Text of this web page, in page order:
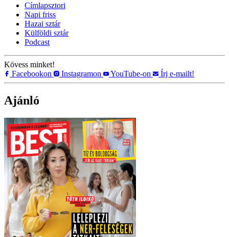
Címlapsztori
Napi friss
Hazai sztár
Külföldi sztár
Podcast
Kövess minket!
Facebookon
Instagramon YouTube-on Írj e-mailt!
Ajánló